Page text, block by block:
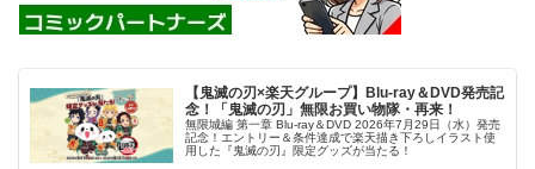
【鬼滅の刃×楽天グループ】Blu-ray＆DVD発売記
念！「鬼滅の刃」無限お買い物隊・再来！
無限城編 第一章 Blu-ray＆DVD 2026年7月29日（水）発売
記念！エントリー＆条件達成で楽天描き下ろしイラスト使
用した『鬼滅の刃』限定グッズが当たる！